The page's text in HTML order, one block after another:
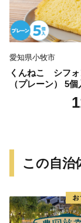
愛知県小牧市
くんねこ シフォ
（プレーン） 5個
この自治